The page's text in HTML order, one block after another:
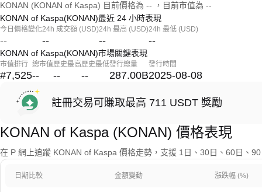
KONAN (KONAN of Kaspa) 目前價格為 -- ，目前市值為 --
KONAN of Kaspa(KONAN)最近 24 小時表現
今日價格變化
--
24h 成交額 (USD)
--
24h 最高 (USD)
--
24h 最低 (USD)
--
KONAN of Kaspa(KONAN)市場關鍵表現
市值排行
#7,525
總市值
--
歷史最高
--
歷史最低
--
發行總量
287.00B
發行時間
2025-08-08
註冊交易可賺取最高 711 USDT 獎勵
KONAN of Kaspa (KONAN) 價格表現
在 P 網上追蹤 KONAN of Kaspa 價格走勢，支援 1日、30日、60日、
日期比較 金額變動 漲跌幅 (%)